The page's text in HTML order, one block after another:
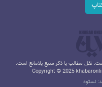
نقل مطالب با ذکر منبع بلامانع است.
Copyright © 2025
نستوه